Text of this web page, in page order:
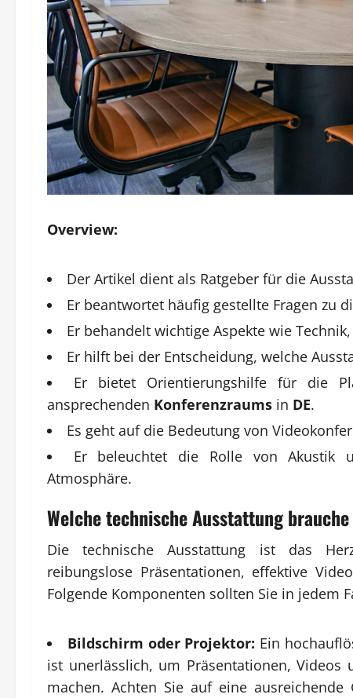
Overview:
Der Artikel dient als Ratgeber für die
Er beantwortet häufig gestellte Fragen zu
Er behandelt wichtige Aspekte wie
Er hilft bei der Entscheidung, welche
Er bietet Orientierungshilfe für die
ansprechenden Konferenzraums in DE.
Es geht auf die Bedeutung von
Er beleuchtet die Rolle von Akustik
Atmosphäre.
Welche technische Ausstattung
Die technische Ausstattung ist das
reibungslose Präsentationen, effektive
Folgende Komponenten sollten Sie in jedem
Bildschirm oder Projektor: Ein
ist unerlässlich, um Präsentationen,
machen. Achten Sie auf eine